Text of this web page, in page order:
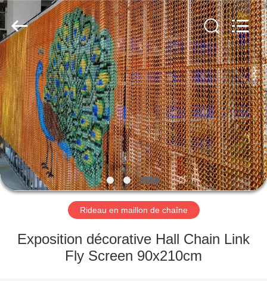
MAISON
PRODUITS
AU
SUJET
DE
NOUS
VISITE
D'USINE
Anping
Yuntong
Metal
Wire
Mesh
Co.,Ltd.
All
Rights
Reserved.
Rideau en maillon de chaîne
Exposition décorative Hall Chain Link
Fly Screen 90x210cm